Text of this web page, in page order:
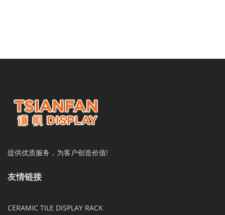
提供优质服务，为客户创造价值!
友情链接
CERAMIC TILE DISPLAY RACK